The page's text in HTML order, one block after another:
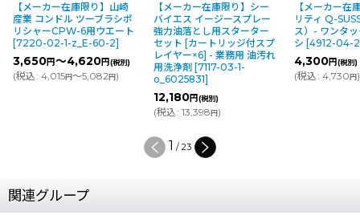
【メーカー在庫限り】山崎
産業 コンドル ツーブラシポ
リシャーCPW-6用ウエート
[7220-02-1-z_E-60-2]
3,650円～4,620円(税別)
(税込: 4,015円～5,082円)
【メーカー在庫限り】シー
バイエス イージースプレー
強力油落とし用スターター
セット [カートリッジ付スプ
レイヤー×6] - 業務用 油汚れ
用洗浄剤 [7117-03-1-
o_6025831]
12,180円(税別)
(税込: 13,398円)
【メーカー在
リティ Q-
ス）- ワンタ
シ [4912-04-
4,300円(税別)
(税込: 4,730円)
1 / 23
関連グループ